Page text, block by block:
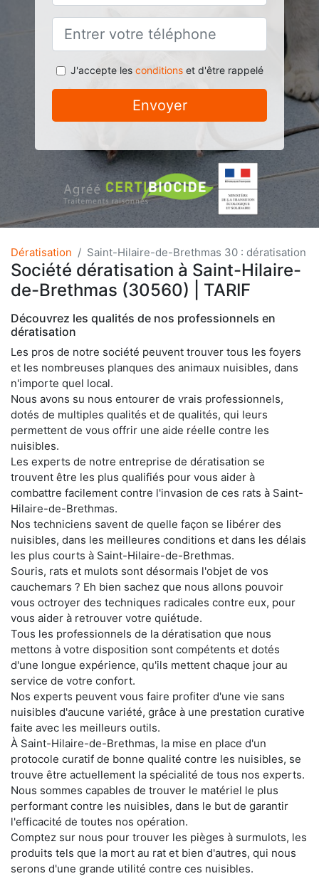
J'accepte les conditionset d'être rappelé
Envoyer
Dératisation Saint-Hilaire-de-Brethmas 30 : dératisation
Société dératisation à Saint-Hilaire-
de-Brethmas (30560) | TARIF
Découvrez les qualités de nos professionnels en
dératisation
Les pros de notre société peuvent trouver tous les foyers
et les nombreuses planques des animaux nuisibles, dans
n'importe quel local.
Nous avons su nous entourer de vrais professionnels,
dotés de multiples qualités et de qualités, qui leurs
permettent de vous offrir une aide réelle contre les
nuisibles.
Les experts de notre entreprise de dératisation se
trouvent être les plus qualifiés pour vous aider à
combattre facilement contre l'invasion de ces rats à Saint-
Hilaire-de-Brethmas.
Nos techniciens savent de quelle façon se libérer des
nuisibles, dans les meilleures conditions et dans les délais
les plus courts à Saint-Hilaire-de-Brethmas.
Souris, rats et mulots sont désormais l'objet de vos
cauchemars ? Eh bien sachez que nous allons pouvoir
vous octroyer des techniques radicales contre eux, pour
vous aider à retrouver votre quiétude.
Tous les professionnels de la dératisation que nous
mettons à votre disposition sont compétents et dotés
d'une longue expérience, qu'ils mettent chaque jour au
service de votre confort.
Nos experts peuvent vous faire profiter d'une vie sans
nuisibles d'aucune variété, grâce à une prestation curative
faite avec les meilleurs outils.
À Saint-Hilaire-de-Brethmas, la mise en place d'un
protocole curatif de bonne qualité contre les nuisibles, se
trouve être actuellement la spécialité de tous nos experts.
Nous sommes capables de trouver le matériel le plus
performant contre les nuisibles, dans le but de garantir
l'efficacité de toutes nos opération.
Comptez sur nous pour trouver les pièges à surmulots, les
produits tels que la mort au rat et bien d'autres, qui nous
serons d'une grande utilité contre ces nuisibles.